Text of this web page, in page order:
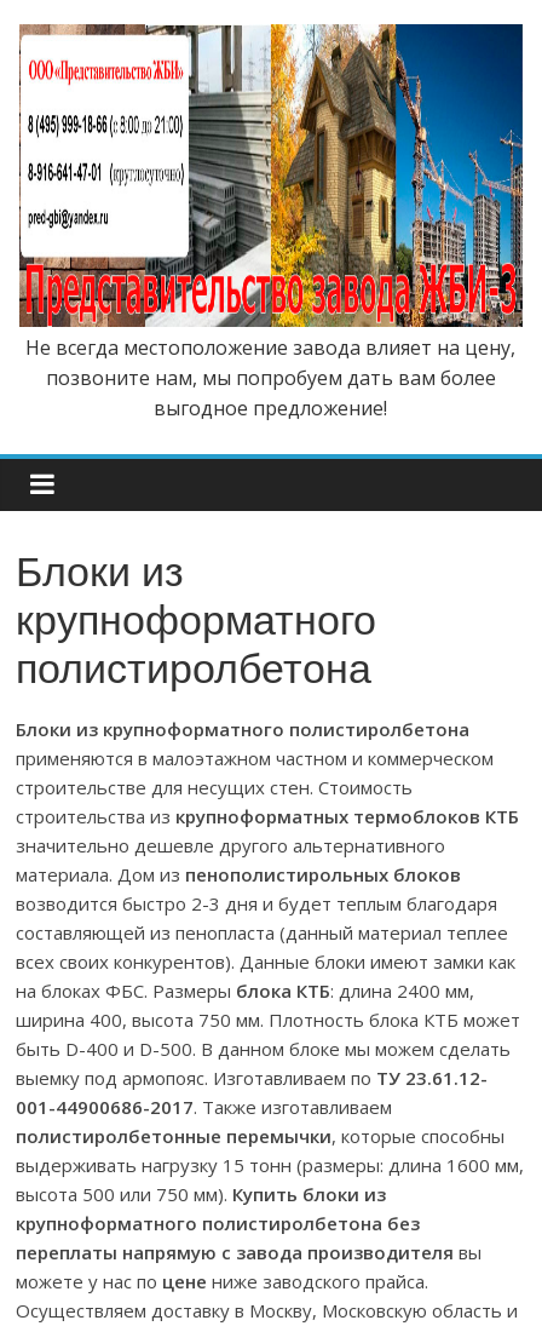
Не всегда местоположение завода влияет на цену,
позвоните нам, мы попробуем дать вам более
выгодное предложение!
Блоки из
крупноформатного
полистиролбетона
Блоки из крупноформатного полистиролбетона
применяются в малоэтажном частном и коммерческом
строительстве для несущих стен. Стоимость
строительства из крупноформатных термоблоков КТБ
значительно дешевле другого альтернативного
материала. Дом из пенополистирольных блоков
возводится быстро 2-3 дня и будет теплым благодаря
составляющей из пенопласта (данный материал теплее
всех своих конкурентов). Данные блоки имеют замки как
на блоках ФБС. Размеры блока КТБ: длина 2400 мм,
ширина 400, высота 750 мм. Плотность блока КТБ может
быть D-400 и D-500. В данном блоке мы можем сделать
выемку под армопояс. Изготавливаем по ТУ 23.61.12-
001-44900686-2017. Также изготавливаем
полистиролбетонные перемычки, которые способны
выдерживать нагрузку 15 тонн (размеры: длина 1600 мм,
высота 500 или 750 мм). Купить блоки из
крупноформатного полистиролбетона без
переплаты напрямую с завода производителя вы
можете у нас по цене ниже заводского прайса.
Осуществляем доставку в Москву, Московскую область и